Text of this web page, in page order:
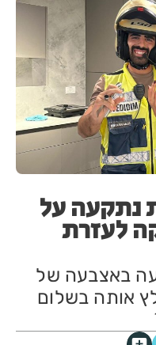
נתקעה על
לעזרת
באצבעה של
אותה בשלום